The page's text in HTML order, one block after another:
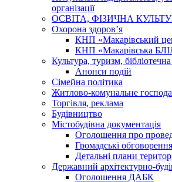
організації
ОСВІТА, ФІЗИЧНА
Охорона здоров’я
КНП «Макарівський
КНП «Макарівська
Культура, туризм,
Анонси подій
Сімейна політика
Житлово-комунальне
Торгівля, реклама
Будівництво
Містобудівна документація
Оголошення про
Громадські обговорення
Детальні плани
Державний архітектурно-
Оголошення ДАБК